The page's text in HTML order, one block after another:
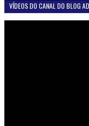
VÍDEOS DO CANAL DO BLOG